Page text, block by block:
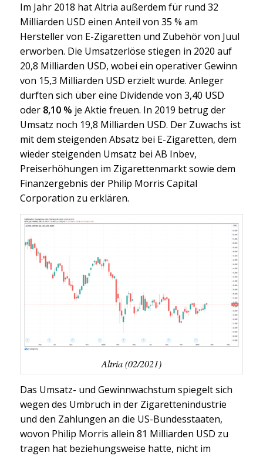
Im Jahr 2018 hat Altria außerdem für rund 32
Milliarden USD einen Anteil von 35 % am
Hersteller von E-Zigaretten und Zubehör von Juul
erworben. Die Umsatzerlöse stiegen in 2020 auf
20,8 Milliarden USD, wobei ein operativer Gewinn
von 15,3 Milliarden USD erzielt wurde. Anleger
durften sich über eine Dividende von 3,40 USD
oder 8,10 % je Aktie freuen. In 2019 betrug der
Umsatz noch 19,8 Milliarden USD. Der Zuwachs ist
mit dem steigenden Absatz bei E-Zigaretten, dem
wieder steigenden Umsatz bei AB Inbev,
Preiserhöhungen im Zigarettenmarkt sowie dem
Finanzergebnis der Philip Morris Capital
Corporation zu erklären.
Altria (02/2021)
Das Umsatz- und Gewinnwachstum spiegelt sich
wegen des Umbruch in der Zigarettenindustrie
und den Zahlungen an die US-Bundesstaaten,
wovon Philip Morris allein 81 Milliarden USD zu
tragen hat beziehungsweise hatte, nicht im